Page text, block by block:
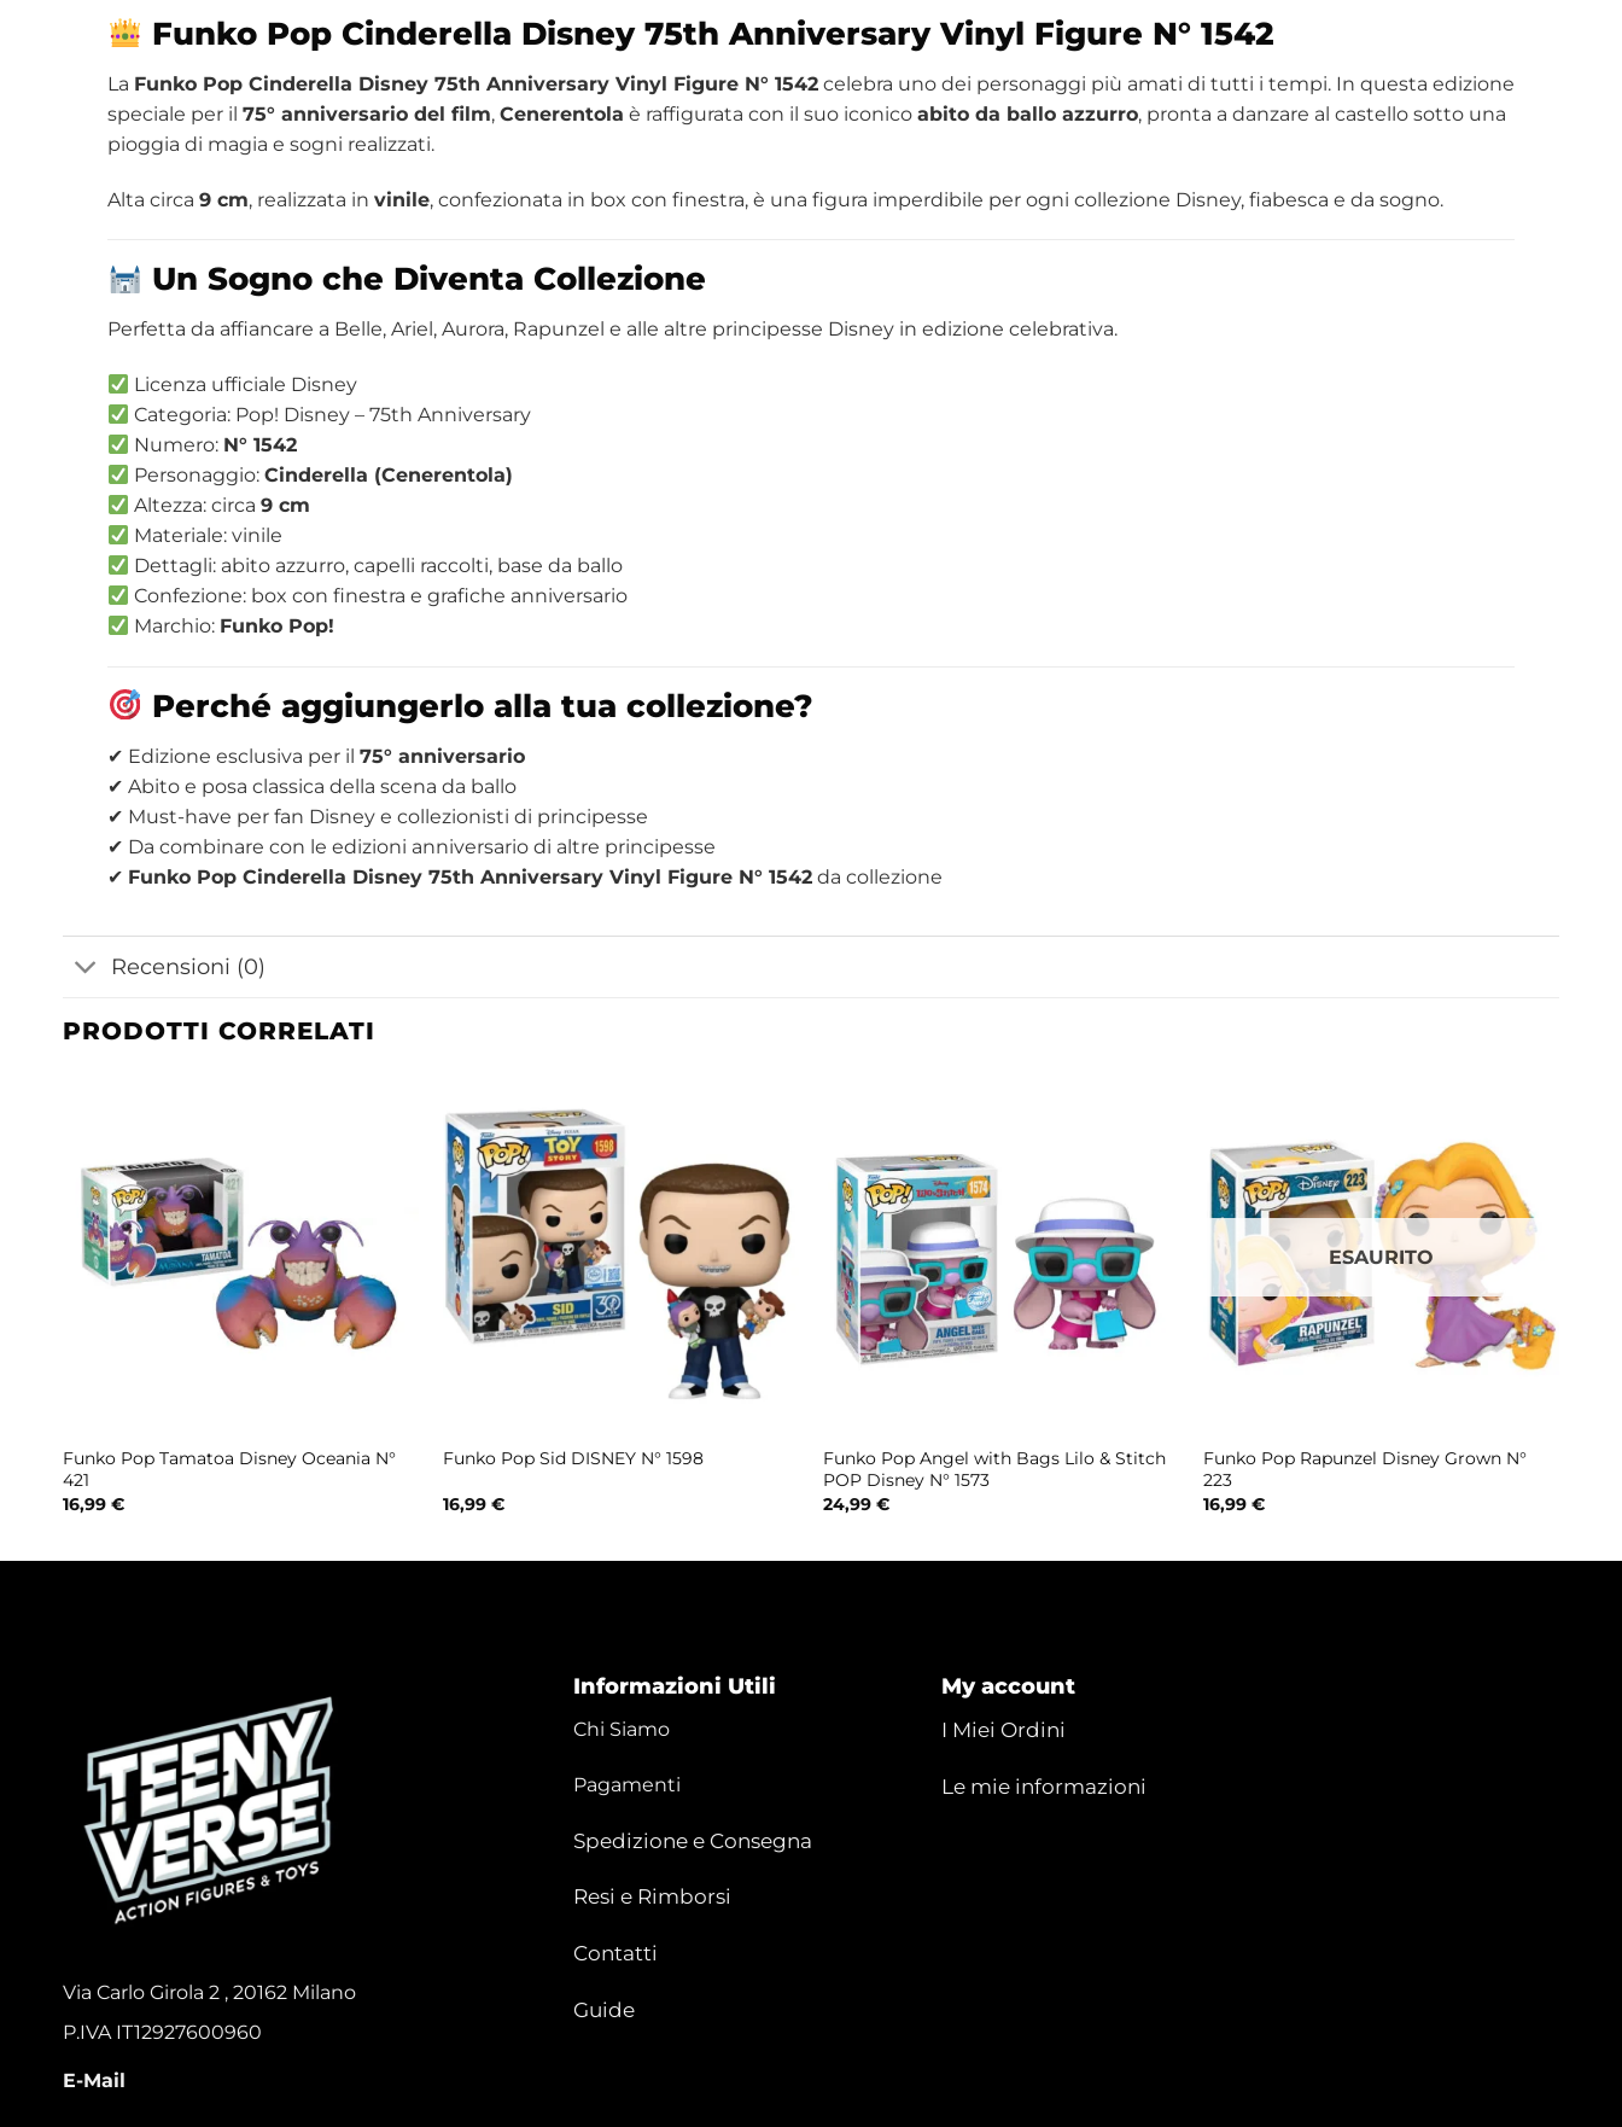
Funko Pop Cinderella Disney 75th Anniversary Vinyl Figure N° 1542
La Funko Pop Cinderella Disney 75th Anniversary Vinyl Figure N° 1542celebra uno dei personaggi più amati di tutti i tempi. In questa edizione
speciale per il 75° anniversario del film, Cenerentola è raffigurata con il suo iconico abito da ballo azzurro, pronta a danzare al castello sotto una
pioggia di magia e sogni realizzati.
Alta circa 9 cm, realizzata in vinile, confezionata in box con finestra, è una figura imperdibile per ogni collezione Disney, fiabesca e da sogno.
Un Sogno che Diventa Collezione
Perfetta da affiancare a Belle, Ariel, Aurora, Rapunzel e alle altre principesse Disney in edizione celebrativa.
Licenza ufficiale Disney
Categoria: Pop! Disney – 75th Anniversary
Numero: N° 1542
Personaggio:Cinderella (Cenerentola)
Altezza: circa9 cm
Materiale: vinile
Dettagli: abito azzurro, capelli raccolti, base da ballo
Confezione: box con finestra e grafiche anniversario
Marchio: Funko Pop!
Perché aggiungerlo alla tua collezione?
✔ Edizione esclusiva per il 75° anniversario
✔ Abito e posa classica della scena da ballo
✔ Must-have per fan Disney e collezionisti di principesse
✔ Da combinare con le edizioni anniversario di altre principesse
✔ Funko Pop Cinderella Disney 75th Anniversary Vinyl Figure N° 1542da collezione
Recensioni (0)
PRODOTTI CORRELATI
Funko Pop Tamatoa Disney Oceania N°
421
16,99 €
Funko Pop Sid DISNEY N° 1598
16,99 €
Funko Pop Angel with Bags Lilo & Stitch
POP Disney N° 1573
24,99 €
ESAURITO
Funko Pop Rapunzel Disney Grown N°
223
16,99 €
Via Carlo Girola 2 , 20162 Milano
P.IVA IT12927600960
E-Mail
Informazioni Utili
Chi Siamo
Pagamenti
Spedizione e Consegna
Resi e Rimborsi
Contatti
Guide
My account
I Miei Ordini
Le mie informazioni